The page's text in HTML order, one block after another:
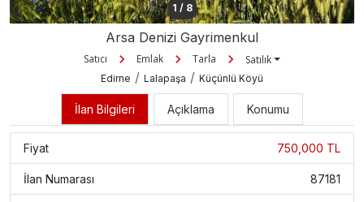
1 / 8
Arsa Denizi Gayrimenkul
Satıcı Emlak Tarla Satılık
Edirne / Lalapaşa / Küçünlü Köyü
İlan Bilgileri Açıklama Konumu
Fiyat 750,000 TL
İlan Numarası 87181